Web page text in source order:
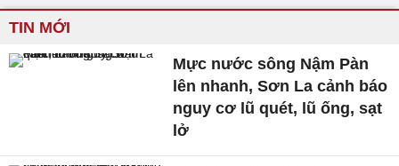
TIN MỚI
Mực nước sông Nậm Pàn
lên nhanh, Sơn La cảnh báo
nguy cơ lũ quét, lũ ống, sạt
lở